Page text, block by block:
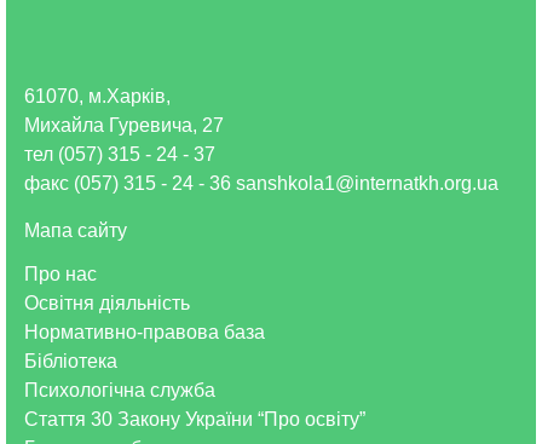
Про нас
Освітня діяльність
Нормативно-правова база
Бібліотека
Психологічна служба
Стаття 30 Закону України “Про освіту”
61070, м.Харків,
Михайла Гуревича, 27
тел (057) 315 - 24 - 37
факс (057) 315 - 24 - 36 sanshkola1@internatkh.org.ua
Мапа сайту